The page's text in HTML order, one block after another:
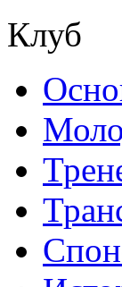
Клуб